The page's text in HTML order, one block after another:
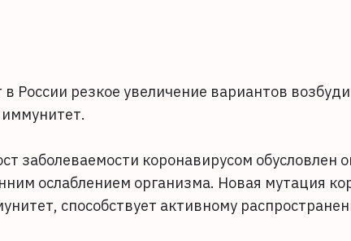
России резкое увеличение вариантов
заболеваемости коронавирусом обусловлен
ослаблением организма. Новая мутация
способствует активному